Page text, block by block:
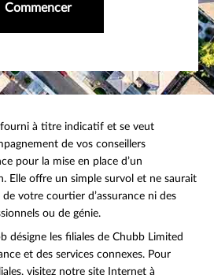
Commencer
à titre indicatif et se veut
de vos conseillers
pour la mise en place d’un
Elle offre un simple survol et ne saurait
votre courtier d’assurance ni des
ou de génie.
désigne les filiales de Chubb Limited
et des services connexes. Pour
visitez notre site Internet à